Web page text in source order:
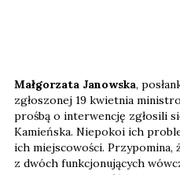
Małgorzata Janowska,
zgłoszonej 19 kwietnia
prośbą o interwencję zgłosili
Kamieńska. Niepokoi ich
ich miejscowości. Przypomina,
z dwóch funkcjonujących